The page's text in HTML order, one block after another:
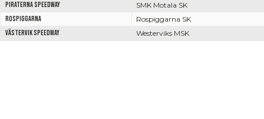
Piraterna Speedway
SMK Motala SK
Rospiggarna
Rospiggarna SK
Västervik Speedway
Westerviks MSK